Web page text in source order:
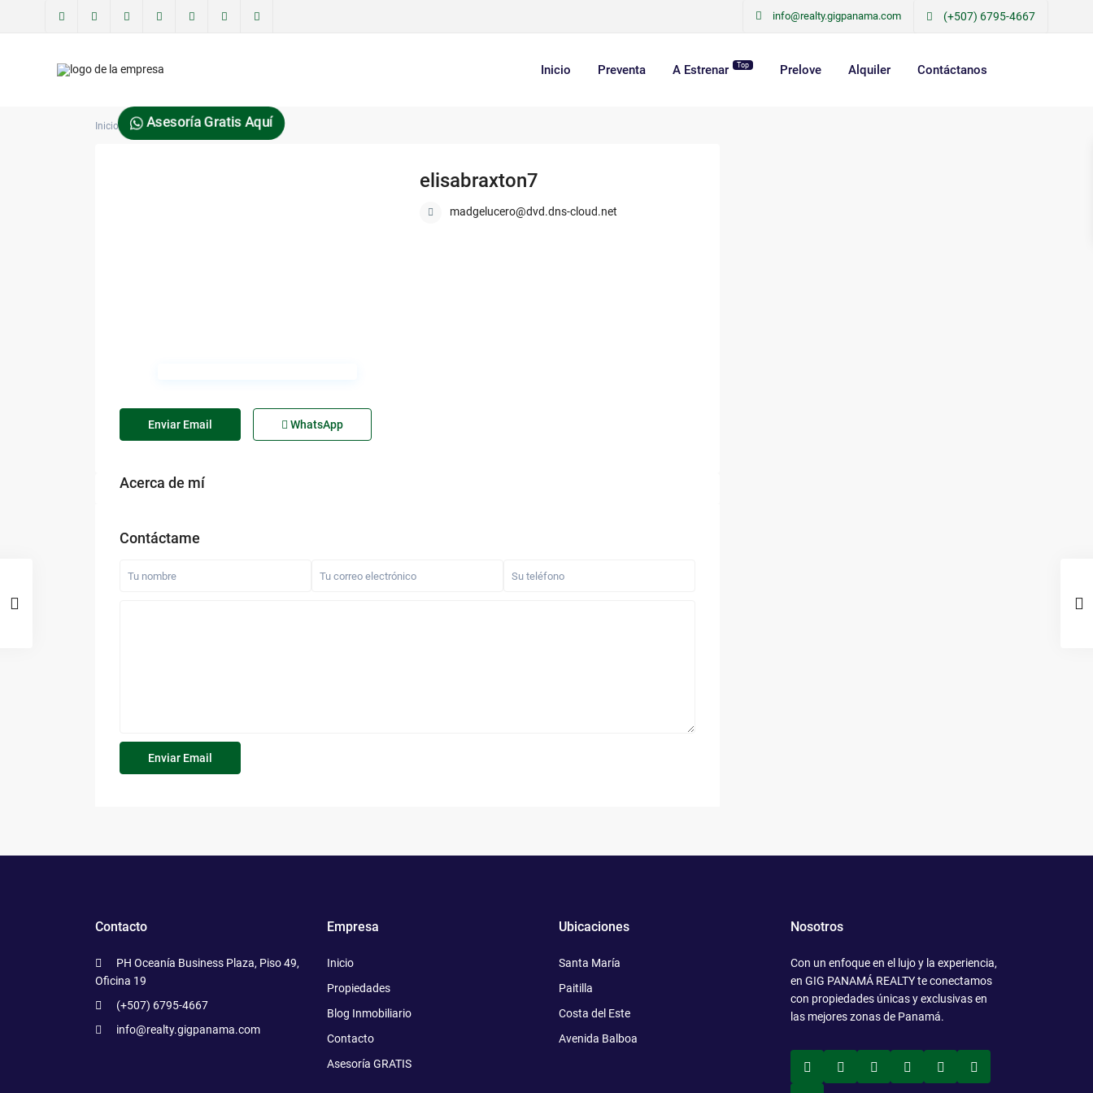
info@realty.gigpanama.com (+507) 6795-4667
Inicio Preventa A Estrenar Top Prelove Alquiler Contáctanos
Asesoría Gratis Aquí
Inicio elisabraxton7
elisabraxton7
madgelucero@dvd.dns-cloud.net
Enviar Email WhatsApp
Acerca de mí
Contáctame
Contacto
PH Oceanía Business Plaza, Piso 49,
Oficina 19
(+507) 6795-4667
info@realty.gigpanama.com
Empresa
Inicio
Propiedades
Blog Inmobiliario
Contacto
Asesoría GRATIS
Ubicaciones
Santa María
Paitilla
Costa del Este
Avenida Balboa
Nosotros
Con un enfoque en el lujo y la experiencia,
en GIG PANAMÁ REALTY te conectamos
con propiedades únicas y exclusivas en
las mejores zonas de Panamá.